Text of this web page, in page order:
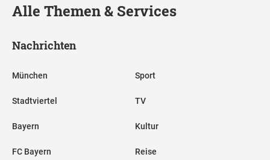
Alle Themen & Services
Nachrichten
München
Stadtviertel
Bayern
FC Bayern
Sport
TV
Kultur
Reise